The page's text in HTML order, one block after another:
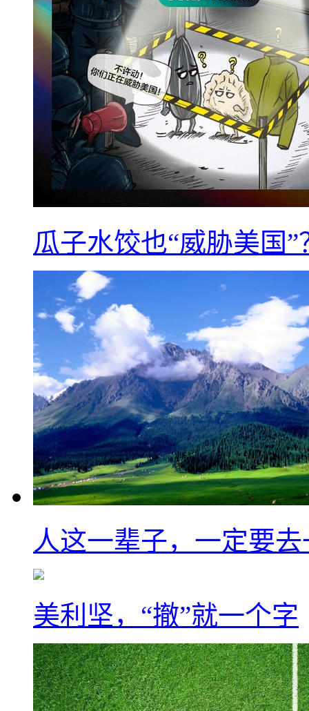
瓜子水饺也“威胁美国”
人这一辈子，一定要
美利坚，“撤”就一个字